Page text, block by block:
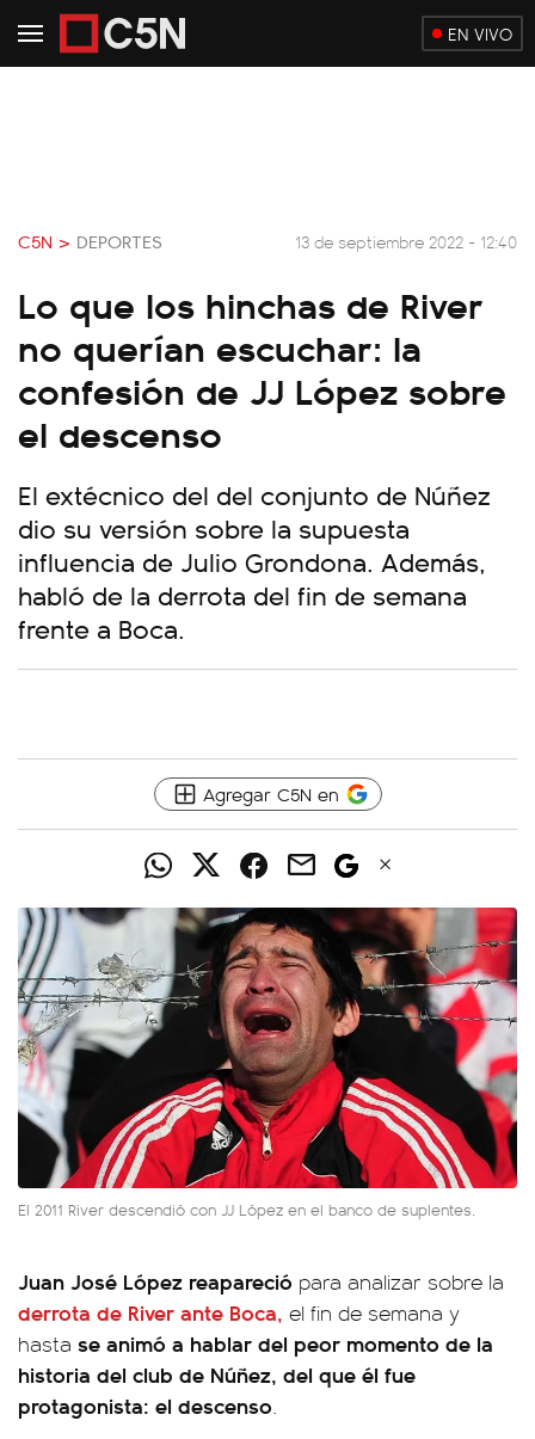
EN VIVO
C5N > DEPORTES 13 de septiembre 2022 - 12:40
Lo que los hinchas de River
no querían escuchar: la
confesión de JJ López sobre
el descenso
El extécnico del del conjunto de Núñez
dio su versión sobre la supuesta
influencia de Julio Grondona. Además,
habló de la derrota del fin de semana
frente a Boca.
Agregar C5N en
El 2011 River descendió con JJ López en el banco de suplentes.
Juan José López reapareció para analizar sobre la
derrota de River ante Boca, el fin de semana y
hasta se animó a hablar del peor momento de la
historia del club de Núñez, del que él fue
protagonista: el descenso.